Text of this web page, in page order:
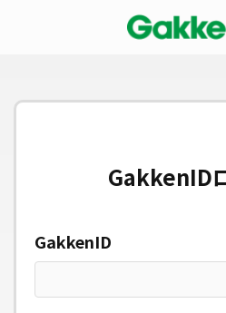
GakkenID
GakkenID